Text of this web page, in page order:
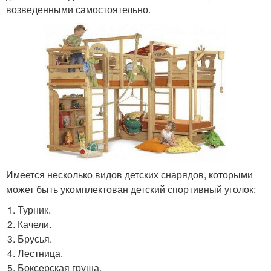
возведенными самостоятельно.
Имеется несколько видов детских снарядов, которыми
может быть укомплектован детский спортивный уголок:
Турник.
Качели.
Брусья.
Лестница.
Боксерская груша.